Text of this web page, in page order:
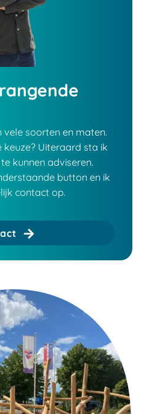
vele soorten en maten.
Uiteraard sta ik
kunnen adviseren.
button en ik
contact op.